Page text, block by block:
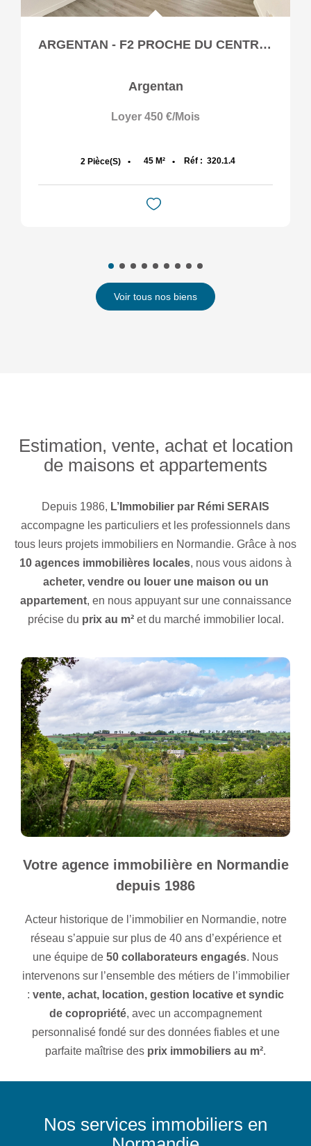
ARGENTAN - F2 PROCHE DU CENTRE VILLE ET DE LA GARE
Argentan
Loyer 450 €/mois
2 Pièce(s) 45 M² Réf : 320.1.4
Voir tous nos biens
Estimation, vente, achat et location
de maisons et appartements
Depuis 1986, L’Immobilier par Rémi SERAIS
accompagne les particuliers et les professionnels dans
tous leurs projets immobiliers en Normandie. Grâce à nos
10 agences immobilières locales, nous vous aidons à
acheter, vendre ou louer une maison ou un
appartement, en nous appuyant sur une connaissance
précise du prix au m²et du marché immobilier local.
Votre agence immobilière en Normandie
depuis 1986
Acteur historique de l’immobilier en Normandie, notre
réseau s’appuie sur plus de 40 ans d’expérience et
une équipe de 50 collaborateurs engagés. Nous
intervenons sur l’ensemble des métiers de l’immobilier
: vente, achat, location, gestion locative et syndic
de copropriété, avec un accompagnement
personnalisé fondé sur des données fiables et une
parfaite maîtrise des prix immobiliers au m².
Nos services immobiliers en